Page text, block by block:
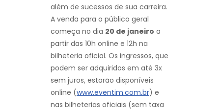
além de sucessos de sua carreira.
A venda para o público geral
começa no dia 20 de janeiro a
partir das 10h online e 12h na
bilheteria oficial. Os ingressos, que
podem ser adquiridos em até 3x
sem juros, estarão disponíveis
online (www.eventim.com.br) e
nas bilheterias oficiais (sem taxa